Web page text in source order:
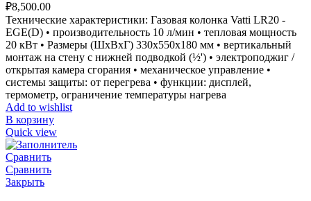
₽8,500.00
Технические характеристики: Газовая колонка Vatti LR20 -
EGE(D) • производительность 10 л/мин • тепловая мощность
20 кВт • Размеры (ШxВxГ) 330x550x180 мм • вертикальный
монтаж на стену с нижней подводкой (½') • электроподжиг /
открытая камера сгорания • механическое управление •
системы защиты: от перегрева • функции: дисплей,
термометр, ограничение температуры нагрева
Add to wishlist
В корзину
Quick view
Сравнить
Сравнить
Закрыть